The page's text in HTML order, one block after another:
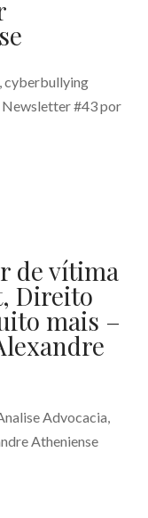
cyberbullying
Newsletter #43 por
de vítima
Direito
mais –
Advocacia,
Atheniense